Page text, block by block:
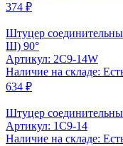
374 ₽
Штуцер
Ш) 90°
Артикул: 2C9-14W
Наличие на складе:
634 ₽
Штуцер
Артикул: 1C9-14
Наличие на складе: